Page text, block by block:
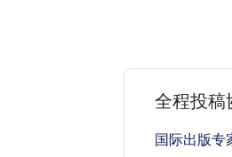
全程投稿
国际出版专